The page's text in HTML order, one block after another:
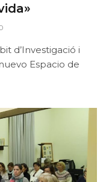
d’Investigació i
Espacio de